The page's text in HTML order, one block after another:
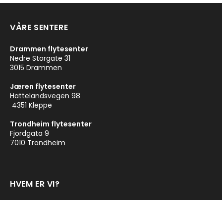
VÅRE SENTERE
Drammen flytesenter
Nedre Storgate 31
3015 Drammen
Jæren flytesenter
Hattelandsvegen 98
4351 Kleppe
Trondheim flytesenter
Fjordgata 9
7010 Trondheim
HVEM ER VI?